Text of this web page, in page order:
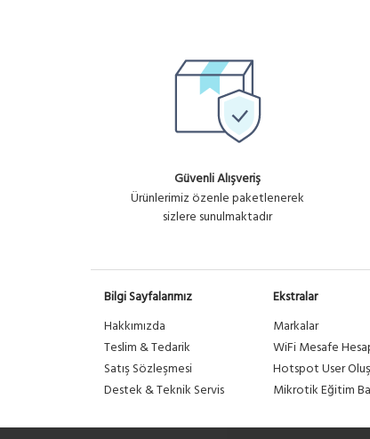
Güvenli Alışveriş
Ürünlerimiz özenle paketlenerek
sizlere sunulmaktadır
Bilgi Sayfalarımız
Hakkımızda
Teslim & Tedarik
Satış Sözleşmesi
Destek & Teknik Servis
Ekstralar
Markalar
WiFi Mesafe
Hotspot User
Mikrotik Eğitim